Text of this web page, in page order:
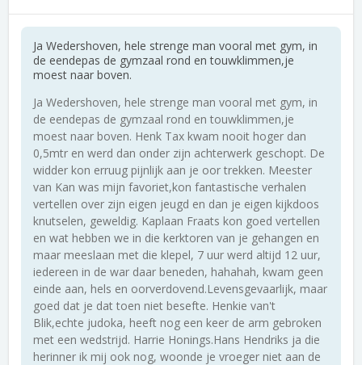
Ja Wedershoven, hele strenge man vooral met gym, in
de eendepas de gymzaal rond en touwklimmen,je
moest naar boven.
Ja Wedershoven, hele strenge man vooral met gym, in
de eendepas de gymzaal rond en touwklimmen,je
moest naar boven. Henk Tax kwam nooit hoger dan
0,5mtr en werd dan onder zijn achterwerk geschopt. De
widder kon erruug pijnlijk aan je oor trekken. Meester
van Kan was mijn favoriet,kon fantastische verhalen
vertellen over zijn eigen jeugd en dan je eigen kijkdoos
knutselen, geweldig. Kaplaan Fraats kon goed vertellen
en wat hebben we in die kerktoren van je gehangen en
maar meeslaan met die klepel, 7 uur werd altijd 12 uur,
iedereen in de war daar beneden, hahahah, kwam geen
einde aan, hels en oorverdovend.Levensgevaarlijk, maar
goed dat je dat toen niet besefte. Henkie van't
Blik,echte judoka, heeft nog een keer de arm gebroken
met een wedstrijd. Harrie Honings.Hans Hendriks ja die
herinner ik mij ook nog, woonde je vroeger niet aan de